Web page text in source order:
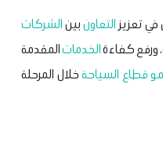
تعزيز التعاونبينالشركات
، ورفع كفاءةالخدماتالمقدمة
قطاع السياحةخلال المرحلة